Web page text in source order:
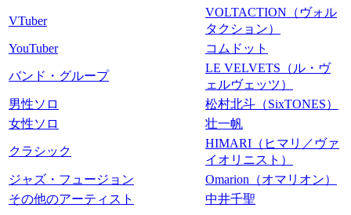
VTuber
VOLTACTION（ヴォル
タクション）
YouTuber
コムドット
バンド・グループ
LE VELVETS（ル・ヴ
ェルヴェッツ）
男性ソロ
松村北斗（SixTONES）
女性ソロ
壮一帆
クラシック
HIMARI（ヒマリ／ヴァ
イオリニスト）
ジャズ・フュージョン
Omarion（オマリオン）
その他のアーティスト
中井千聖